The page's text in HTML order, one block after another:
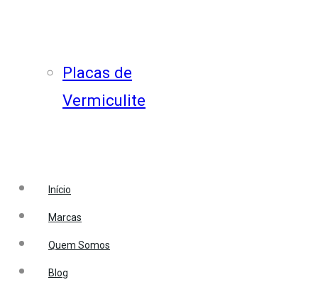
Placas de
Vermiculite
Início
Marcas
Quem Somos
Blog